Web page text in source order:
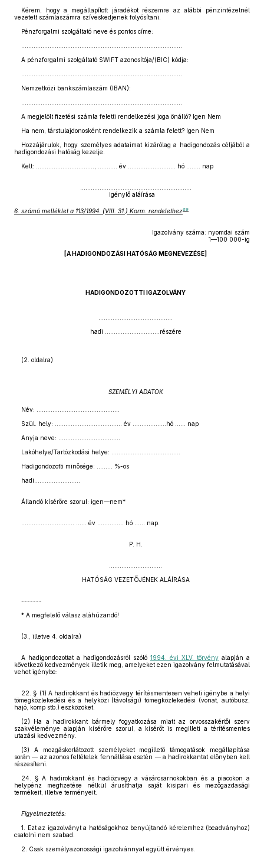
Kérem, hogy a megállapított járadékot részemre az alábbi pénzintézetnél
vezetett számlaszámra szíveskedjenek folyósítani.
Pénzforgalmi szolgáltató neve és pontos címe:
A pénzforgalmi szolgáltató SWIFT azonosítója/(BIC) kódja:
Nemzetközi bankszámlaszám (IBAN):
A megjelölt fizetési számla feletti rendelkezési joga önálló? Igen Nem
Ha nem, társtulajdonosként rendelkezik a számla felett? Igen Nem
Hozzájárulok, hogy személyes adataimat kizárólag a hadigondozás céljából a
hadigondozási hatóság kezelje.
Kelt: ................................., ........... év ........................... hó ........ nap
igénylő aláírása
6. számú melléklet a 113/1994. (VIII. 31.) Korm. rendelethez69
Igazolvány száma: nyomdai szám
1—100 000-ig
[A HADIGONDOZÁSI HATÓSÁG MEGNEVEZÉSE]
HADIGONDOZOTTI IGAZOLVÁNY
hadi ...............................részére
(2. oldalra)
SZEMÉLYI ADATOK
Név: ...............................................
Szül. hely: ...................................... év ...................hó ...... nap
Anyja neve: ...................................
Lakóhelye/Tartózkodási helye: .......................................
Hadigondozotti minősége: ......... %-os
hadi..........................
Állandó kísérőre szorul: igen—nem*
………………………… …… év …………… hó …… nap.
P. H.
HATÓSÁG VEZETŐJÉNEK ALÁÍRÁSA
-------
* A megfelelő válasz aláhúzandó!
(3., illetve 4. oldalra)
A hadigondozottat a hadigondozásról szóló 1994. évi XLV. törvény alapján a
következő kedvezmények illetik meg, amelyeket ezen igazolvány felmutatásával
vehet igénybe:
22. § (1) A hadirokkant és hadiözvegy térítésmentesen veheti igénybe a helyi
tömegközlekedési és a helyközi (távolsági) tömegközlekedési (vonat, autóbusz,
hajó, komp stb.) eszközöket.
(2) Ha a hadirokkant bármely fogyatkozása miatt az orvosszakértői szerv
szakvéleménye alapján kísérőre szorul, a kísérőt is megilleti a térítésmentes
utazási kedvezmény.
(3) A mozgáskorlátozott személyeket megillető támogatások megállapítása
során — az azonos feltételek fennállása esetén — a hadirokkantat előnyben kell
részesíteni.
24. § A hadirokkant és hadiözvegy a vásárcsarnokokban és a piacokon a
helypénz megfizetése nélkül árusíthatja saját kisipari és mezőgazdasági
termékeit, illetve terményeit.
Figyelmeztetés:
1. Ezt az igazolványt a hatóságokhoz benyújtandó kérelemhez (beadványhoz)
csatolni nem szabad.
2. Csak személyazonossági igazolvánnyal együtt érvényes.